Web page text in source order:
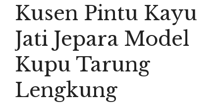
Kusen Pintu Kayu
Jati Jepara Model
Kupu Tarung
Lengkung